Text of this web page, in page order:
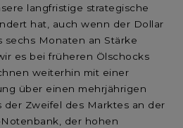
langfristige strategische
hat, auch wenn der Dollar
sechs Monaten an Stärke
es bei früheren Ölschocks
weiterhin mit einer
über einen mehrjährigen
der Zweifel des Marktes an der
der hohen